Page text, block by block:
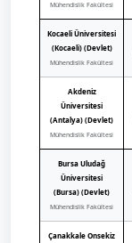
Mühendislik Fakültesi
Kocaeli Üniversitesi
(Kocaeli) (Devlet)
Mühendislik Fakültesi
Akdeniz
Üniversitesi
(Antalya) (Devlet)
Mühendislik Fakültesi
Bursa Uludağ
Üniversitesi
(Bursa) (Devlet)
Mühendislik Fakültesi
Çanakkale Onsekiz